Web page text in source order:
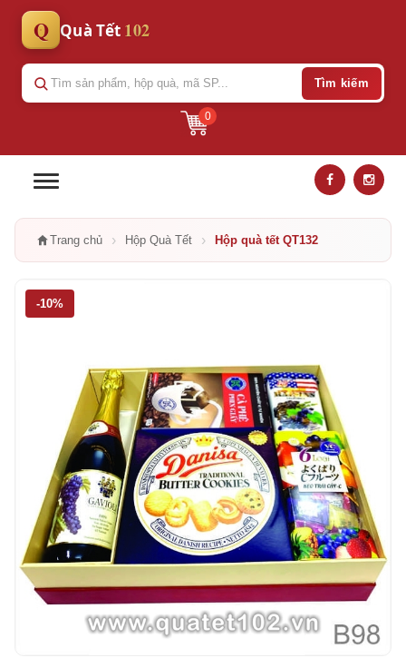
Q Quà Tết 102
0
Tìm kiếm
Trang chủ › Hộp Quà Tết › Hộp quà tết QT132
-10%